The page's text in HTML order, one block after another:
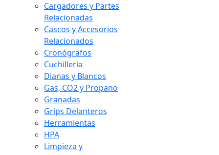
Cargadores y Partes
Relacionadas
Cascos y Accesorios
Relacionados
Cronógrafos
Cuchilleria
Dianas y Blancos
Gas, CO2 y Propano
Granadas
Grips Delanteros
Herramientas
HPA
Limpieza y